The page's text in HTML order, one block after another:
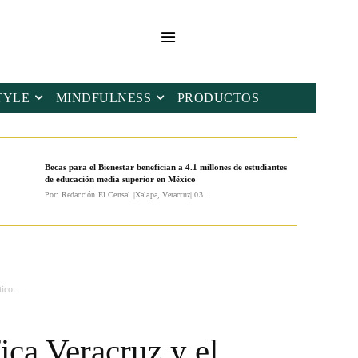
MINDFULNESS PRODUCTOS
Becas para el Bienestar benefician a 4.1 millones de estudiantes
de educación media superior en México
Por: Redacción El Censal |Xalapa, Veracruz| 03...
Veracruz y el